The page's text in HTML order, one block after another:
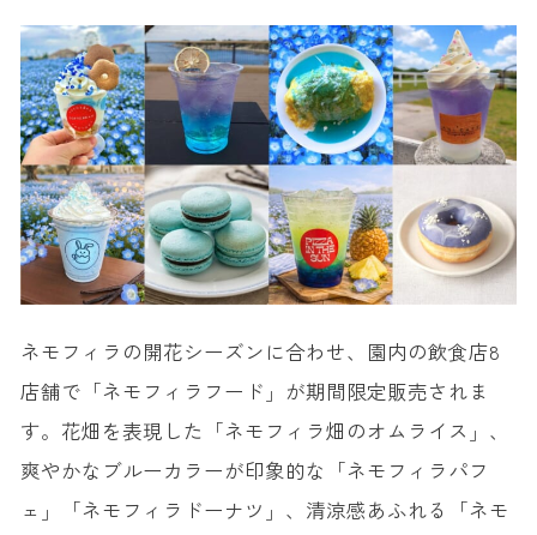
ネモフィラの開花シーズンに合わせ、園内の飲食店8
店舗で「ネモフィラフード」が期間限定販売されま
す。花畑を表現した「ネモフィラ畑のオムライス」、
爽やかなブルーカラーが印象的な「ネモフィラパフ
ェ」「ネモフィラドーナツ」、清涼感あふれる「ネモ